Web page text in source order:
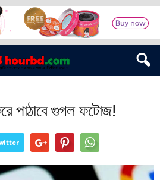
পাঠাবে গুগল ফটোজ!